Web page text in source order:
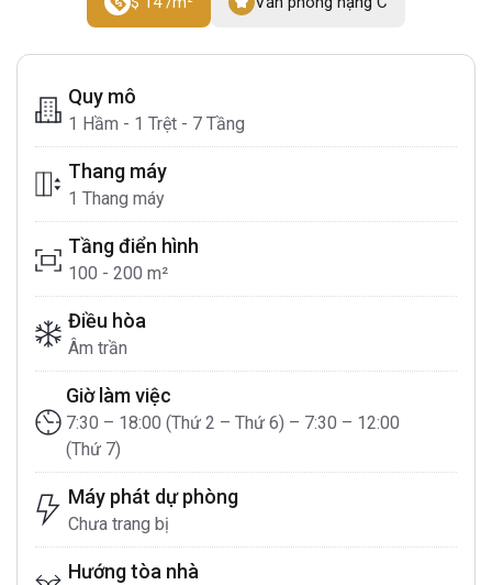
Quy mô
1 Hầm - 1 Trệt - 7 Tầng
Thang máy
1 Thang máy
Tầng điển hình
100 - 200 m²
Điều hòa
Âm trần
Giờ làm việc
7:30 – 18:00 (Thứ 2 – Thứ 6) – 7:30 – 12:00
(Thứ 7)
Máy phát dự phòng
Chưa trang bị
Hướng tòa nhà